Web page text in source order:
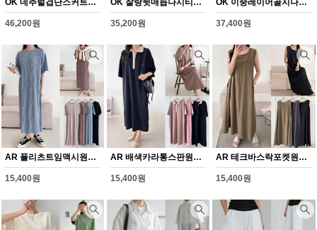
OK 네추럴겹단스커트세트(Y356H608)
46,200원
OK 찰랑뒷매듭나시티셔츠(Y357H608)
35,200원
OK 이중레이어골지나시(Y358H608)
37,400원
AR 플리츠트임맥시원피스(Y359H608)
15,400원
AR 배색카라통스판원피스(Y360H608)
15,400원
AR 테크바스락포켓원피스(Y361H608)
15,400원